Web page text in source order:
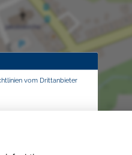
vom Drittanbieter